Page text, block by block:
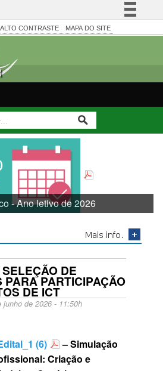
Simplifique!
Acesso à informação
Canais
ALTO CONTRASTE MAPA DO SITE
- Ano letivo de 2026
DE
PARA PARTICIPAÇÃO
DE ICT
de 2026 - 11:50h
(6) –Simulação
Criação e